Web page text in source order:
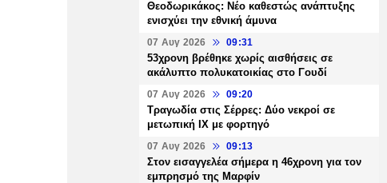
Θεοδωρικάκος: Νέο καθεστώς ανάπτυξης
ενισχύει την εθνική άμυνα
07 Αυγ 2026 09:31
53χρονη βρέθηκε χωρίς αισθήσεις σε
ακάλυπτο πολυκατοικίας στο Γουδί
07 Αυγ 2026 09:20
Τραγωδία στις Σέρρες: Δύο νεκροί σε
μετωπική ΙΧ με φορτηγό
07 Αυγ 2026 09:13
Στον εισαγγελέα σήμερα η 46χρονη για τον
εμπρησμό της Μαρφίν